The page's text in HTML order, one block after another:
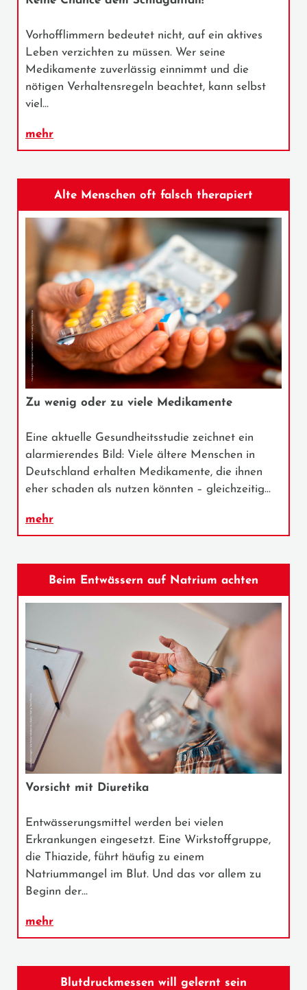
Vorhofflimmern bedeutet nicht, auf ein aktives
Leben verzichten zu müssen. Wer seine
Medikamente zuverlässig einnimmt und die
nötigen Verhaltensregeln beachtet, kann selbst
viel…
mehr
Alte Menschen oft falsch therapiert
Zu wenig oder zu viele Medikamente
Eine aktuelle Gesundheitsstudie zeichnet ein
alarmierendes Bild: Viele ältere Menschen in
Deutschland erhalten Medikamente, die ihnen
eher schaden als nutzen könnten – gleichzeitig…
mehr
Beim Entwässern auf Natrium achten
Vorsicht mit Diuretika
Entwässerungsmittel werden bei vielen
Erkrankungen eingesetzt. Eine Wirkstoffgruppe,
die Thiazide, führt häufig zu einem
Natriummangel im Blut. Und das vor allem zu
Beginn der…
mehr
Blutdruckmessen will gelernt sein